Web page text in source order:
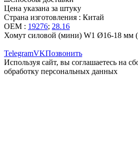
Цена указана за штуку
Страна изготовления : Китай
OEM : 19276; 28.16
Хомут силовой (мини) W1 Ø16-18 мм
TelegramVKПозвонить
Используя сайт, вы соглашаетесь на
обработку персональных данных